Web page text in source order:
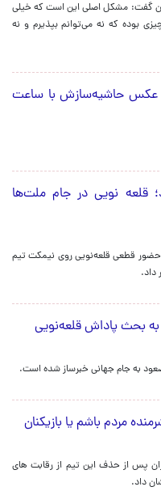
گفت: مشکل اصلی این است که خیلی
بوده که نه می‌توانم بپذیرم و نه
عکس حاشیه‌سازش با ساعت
قلعه نویی در جام ملت‌ها
قطعی قلعه‌نویی روی نیمکت تیم
داد.
به بحث پاداش قلعه‌نویی
به جام جهانی خبرساز شده است.
مردم باشم یا بازیکنان
پس از حذف این تیم از رقابت های